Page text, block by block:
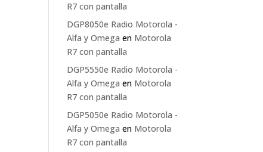
R7 con pantalla
DGP8050e Radio Motorola -
Alfa y Omega en Motorola
R7 con pantalla
DGP5550e Radio Motorola -
Alfa y Omega en Motorola
R7 con pantalla
DGP5050e Radio Motorola -
Alfa y Omega en Motorola
R7 con pantalla